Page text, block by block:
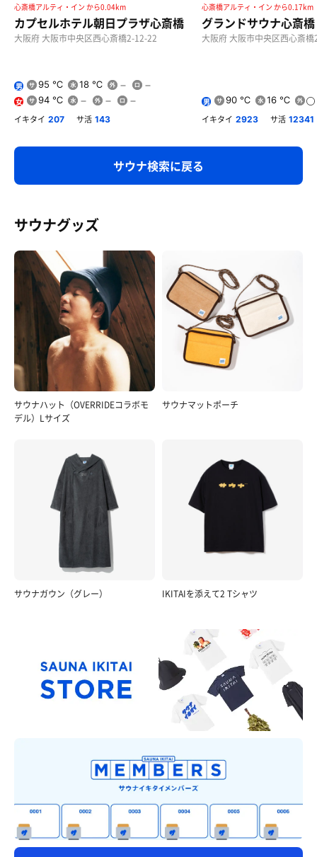
心斎橋アルティ・イン から0.04km
カプセルホテル朝日プラザ心斎橋
大阪府 大阪市中央区西心斎橋2-12-22
男 95 ℃ 18 ℃
女 94 ℃
イキタイ 207 サ活 143
心斎橋アルティ・イン から0.17km
グランドサウナ心斎橋
大阪府 大阪市中央区西心斎
男 90 ℃ 16 ℃
イキタイ 2923 サ活 12341
サウナ検索に戻る
サウナグッズ
サウナハット（OVERRIDEコラボモ
デル）Lサイズ
サウナマットポーチ
サウナガウン（グレー） IKITAIを添えて2 Tシャツ